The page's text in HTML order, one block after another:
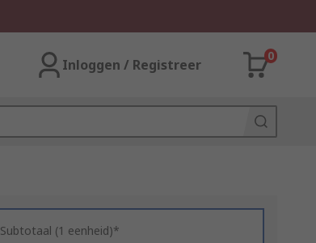
Inloggen / Registreer
0
Subtotaal (1 eenheid)*